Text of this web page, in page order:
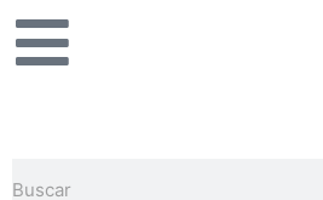
para